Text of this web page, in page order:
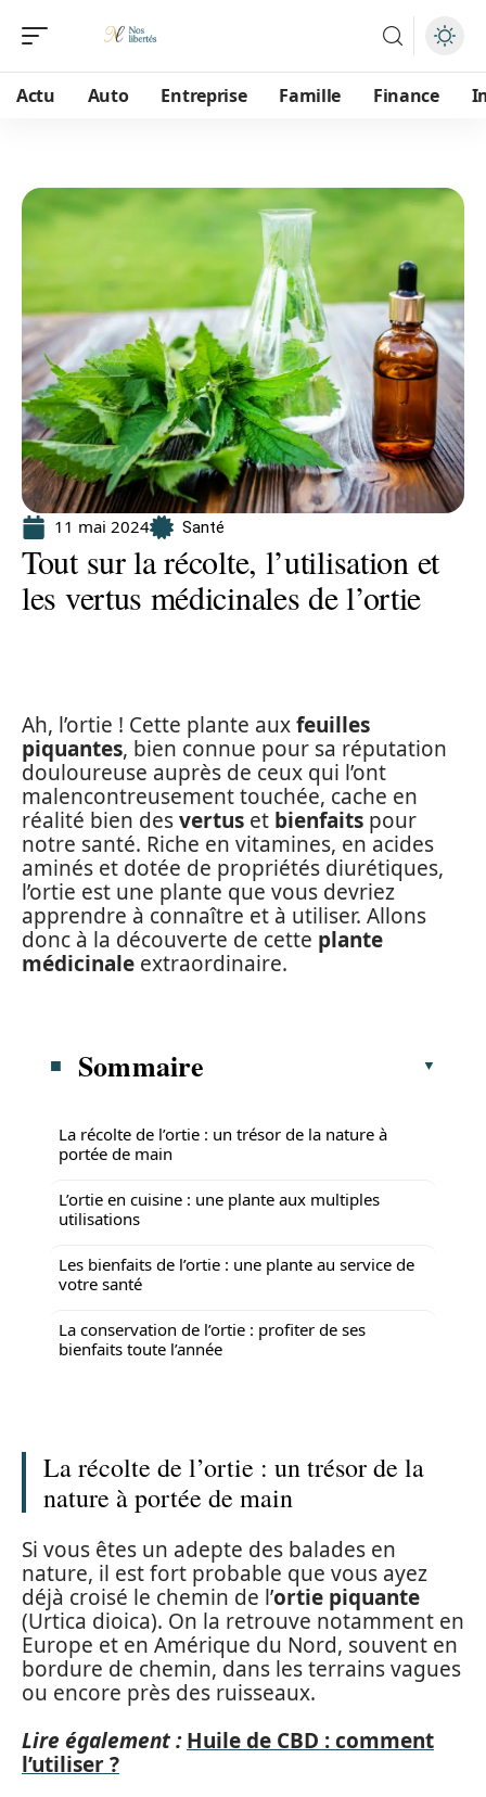
Actu Auto Entreprise Famille Finance
11 mai 2024 Santé
Tout sur la récolte, l’utilisation et
les vertus médicinales de l’ortie
Ah, l’ortie ! Cette plante auxfeuilles
piquantes, bien connue pour sa réputation
douloureuse auprès de ceux qui l’ont
malencontreusement touchée, cache en
réalité bien desvertus et bienfaits pour
notre santé. Riche en vitamines, en acides
aminés et dotée de propriétés diurétiques,
l’ortie est une plante que vous devriez
apprendre à connaître et à utiliser. Allons
donc à la découverte de cette plante
médicinale extraordinaire.
Sommaire
La récolte de l’ortie : un trésor de la nature à
portée de main
L’ortie en cuisine : une plante aux multiples
utilisations
Les bienfaits de l’ortie : une plante au service de
votre santé
La conservation de l’ortie : profiter de ses
bienfaits toute l’année
La récolte de l’ortie : un trésor de la
nature à portée de main
Si vous êtes un adepte des balades en
nature, il est fort probable que vous ayez
déjà croisé le chemin de l’ortie piquante
(Urtica dioica). On la retrouve notamment en
Europe et en Amérique du Nord, souvent en
bordure de chemin, dans les terrains vagues
ou encore près des ruisseaux.
Lire également : Huile de CBD : comment
l’utiliser ?